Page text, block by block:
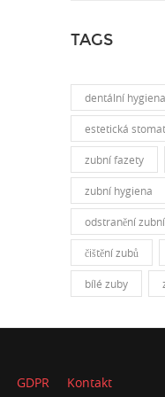
TAGS
dentální hygiena
estetická
zubní fazety
zubní hygiena
odstranění
čištění zubů
bílé zuby
GDPR Kontakt